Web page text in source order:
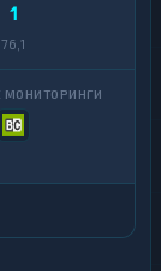
1
76,1